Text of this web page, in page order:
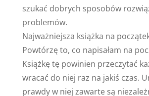
szukać dobrych sposobów
problemów.
Najważniejsza książka na
Powtórzę to, co napisałam na
Książkę tę powinien przeczytać
wracać do niej raz na jakiś czas.
prawdy w niej zawarte są